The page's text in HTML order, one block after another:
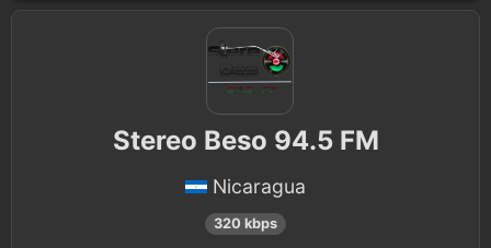
Stereo Beso 94.5 FM
Nicaragua
320 kbps